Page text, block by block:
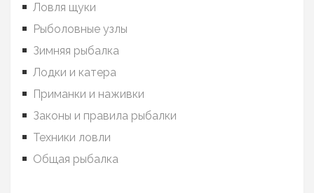
Ловля щуки
Рыболовные узлы
Зимняя рыбалка
Лодки и катера
Приманки и наживки
Законы и правила рыбалки
Техники ловли
Общая рыбалка